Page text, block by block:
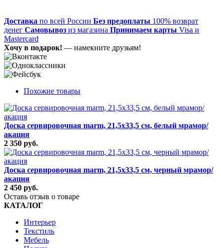
Доставка по всей России Без предоплаты 100% возврат
денег Самовывоз из магазина Принимаем карты Visa и
Mastercard
Хочу в подарок! — намекните друзьям!
Похожие товары
Доска сервировочная marm, 21,5х33,5 см, белый мрамор/
акация
2 350 руб.
Доска сервировочная marm, 21,5х33,5 см, черный мрамор/
акация
2 450 руб.
Оставь отзыв о товаре
КАТАЛОГ
Интерьер
Текстиль
Мебель